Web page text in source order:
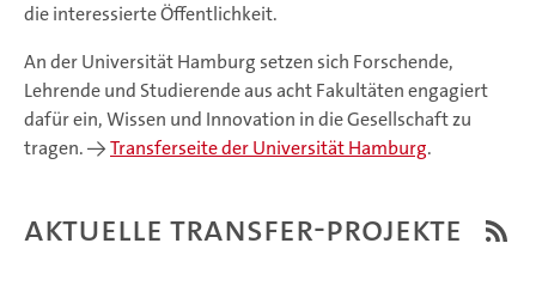
die interessierte Öffentlichkeit.
An der Universität Hamburg setzen sich Forschende,
Lehrende und Studierende aus acht Fakultäten engagiert
dafür ein, Wissen und Innovation in die Gesellschaft zu
tragen. ->Transferseite der Universität Hamburg.
Aktuelle Transfer-Projekte